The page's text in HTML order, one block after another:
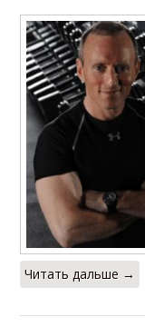
Читать дальше →